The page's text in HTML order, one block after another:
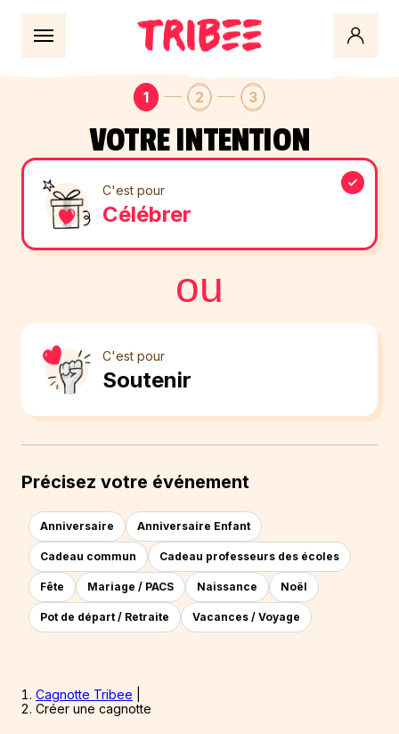
1
Évènement 2
Détails 3
Association
VOTRE INTENTION
C'est pour
Célébrer
ou
C'est pour
Soutenir
Précisez votre événement
Anniversaire Anniversaire Enfant
Cadeau commun Cadeau professeurs des écoles
Fête Mariage / PACS Naissance Noël
Pot de départ / Retraite Vacances / Voyage
Cagnotte Tribee
Créer une cagnotte